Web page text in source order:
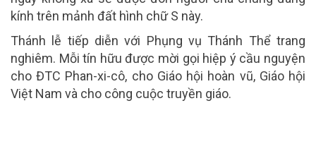
kính trên mảnh đất hình chữ S này.
Thánh lễ tiếp diễn với Phụng vụ Thánh Thể trang
nghiêm. Mỗi tín hữu được mời gọi hiệp ý cầu nguyện
cho ĐTC Phan-xi-cô, cho Giáo hội hoàn vũ, Giáo hội
Việt Nam và cho công cuộc truyền giáo.